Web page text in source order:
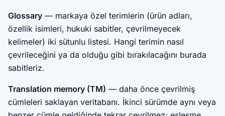
Glossary — markaya özel terimlerin (ürün adları,
özellik isimleri, hukuki sabitler, çevrilmeyecek
kelimeler) iki sütunlu listesi. Hangi terimin nasıl
çevrileceğini ya da olduğu gibi bırakılacağını burada
sabitleriz.
Translation memory (TM) — daha önce çevrilmiş
cümleleri saklayan veritabanı. İkinci sürümde aynı veya